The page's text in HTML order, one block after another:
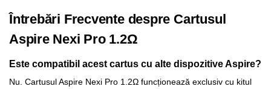
Întrebări Frecvente despre Cartusul
Aspire Nexi Pro 1.2Ω
Este compatibil acest cartus cu alte dispozitive Aspire?
Nu. Cartusul Aspire Nexi Pro 1.2Ω funcționează exclusiv cu kitul